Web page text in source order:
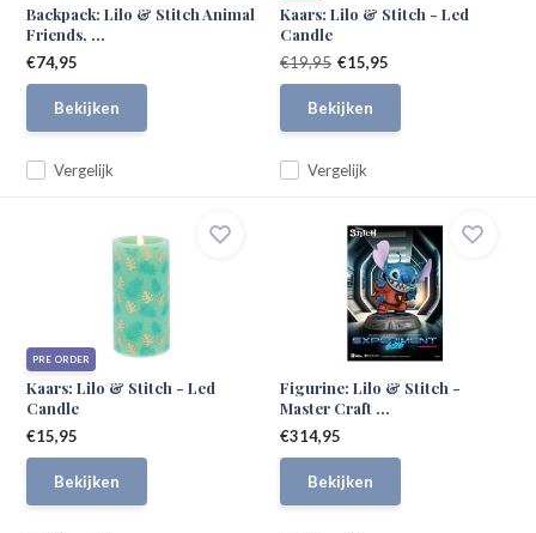
Backpack: Lilo & Stitch Animal
Friends, ...
Vergelijk
€74,95
Bekijken
Kaars: Lilo & Stitch - Led
Candle
Vergelijk
€19,95 €15,95
Bekijken
PRE ORDER
Kaars: Lilo & Stitch - Led
Candle
€15,95
Bekijken
Figurine: Lilo & Stitch -
Master Craft ...
€314,95
Bekijken